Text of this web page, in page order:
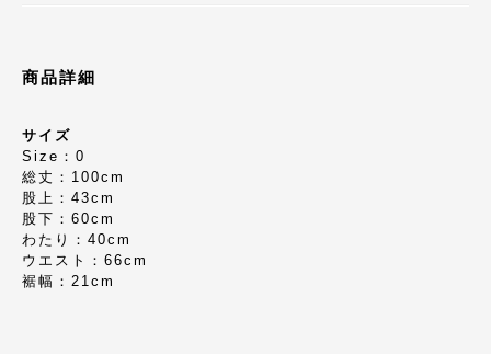
商品詳細
サイズ
Size：0
総丈：100cm
股上：43cm
股下：60cm
わたり：40cm
ウエスト：66cm
裾幅：21cm